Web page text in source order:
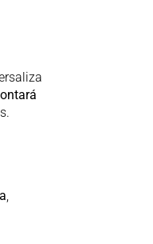
,